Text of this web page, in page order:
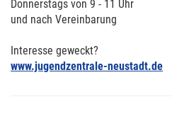
Donnerstags von 9 - 11 Uhr
und nach Vereinbarung
Interesse geweckt?
www.jugendzentrale-neustadt.de